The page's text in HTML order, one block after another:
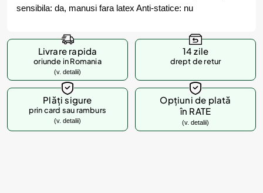
sensibila: da, manusi fara latex Anti-statice: nu
Livrare rapida
oriunde in Romania
(v. detalii)
14 zile
drept de retur
Plăți sigure
prin card sau ramburs
(v. detalii)
Opțiuni de plată
în RATE
(v. detalii)